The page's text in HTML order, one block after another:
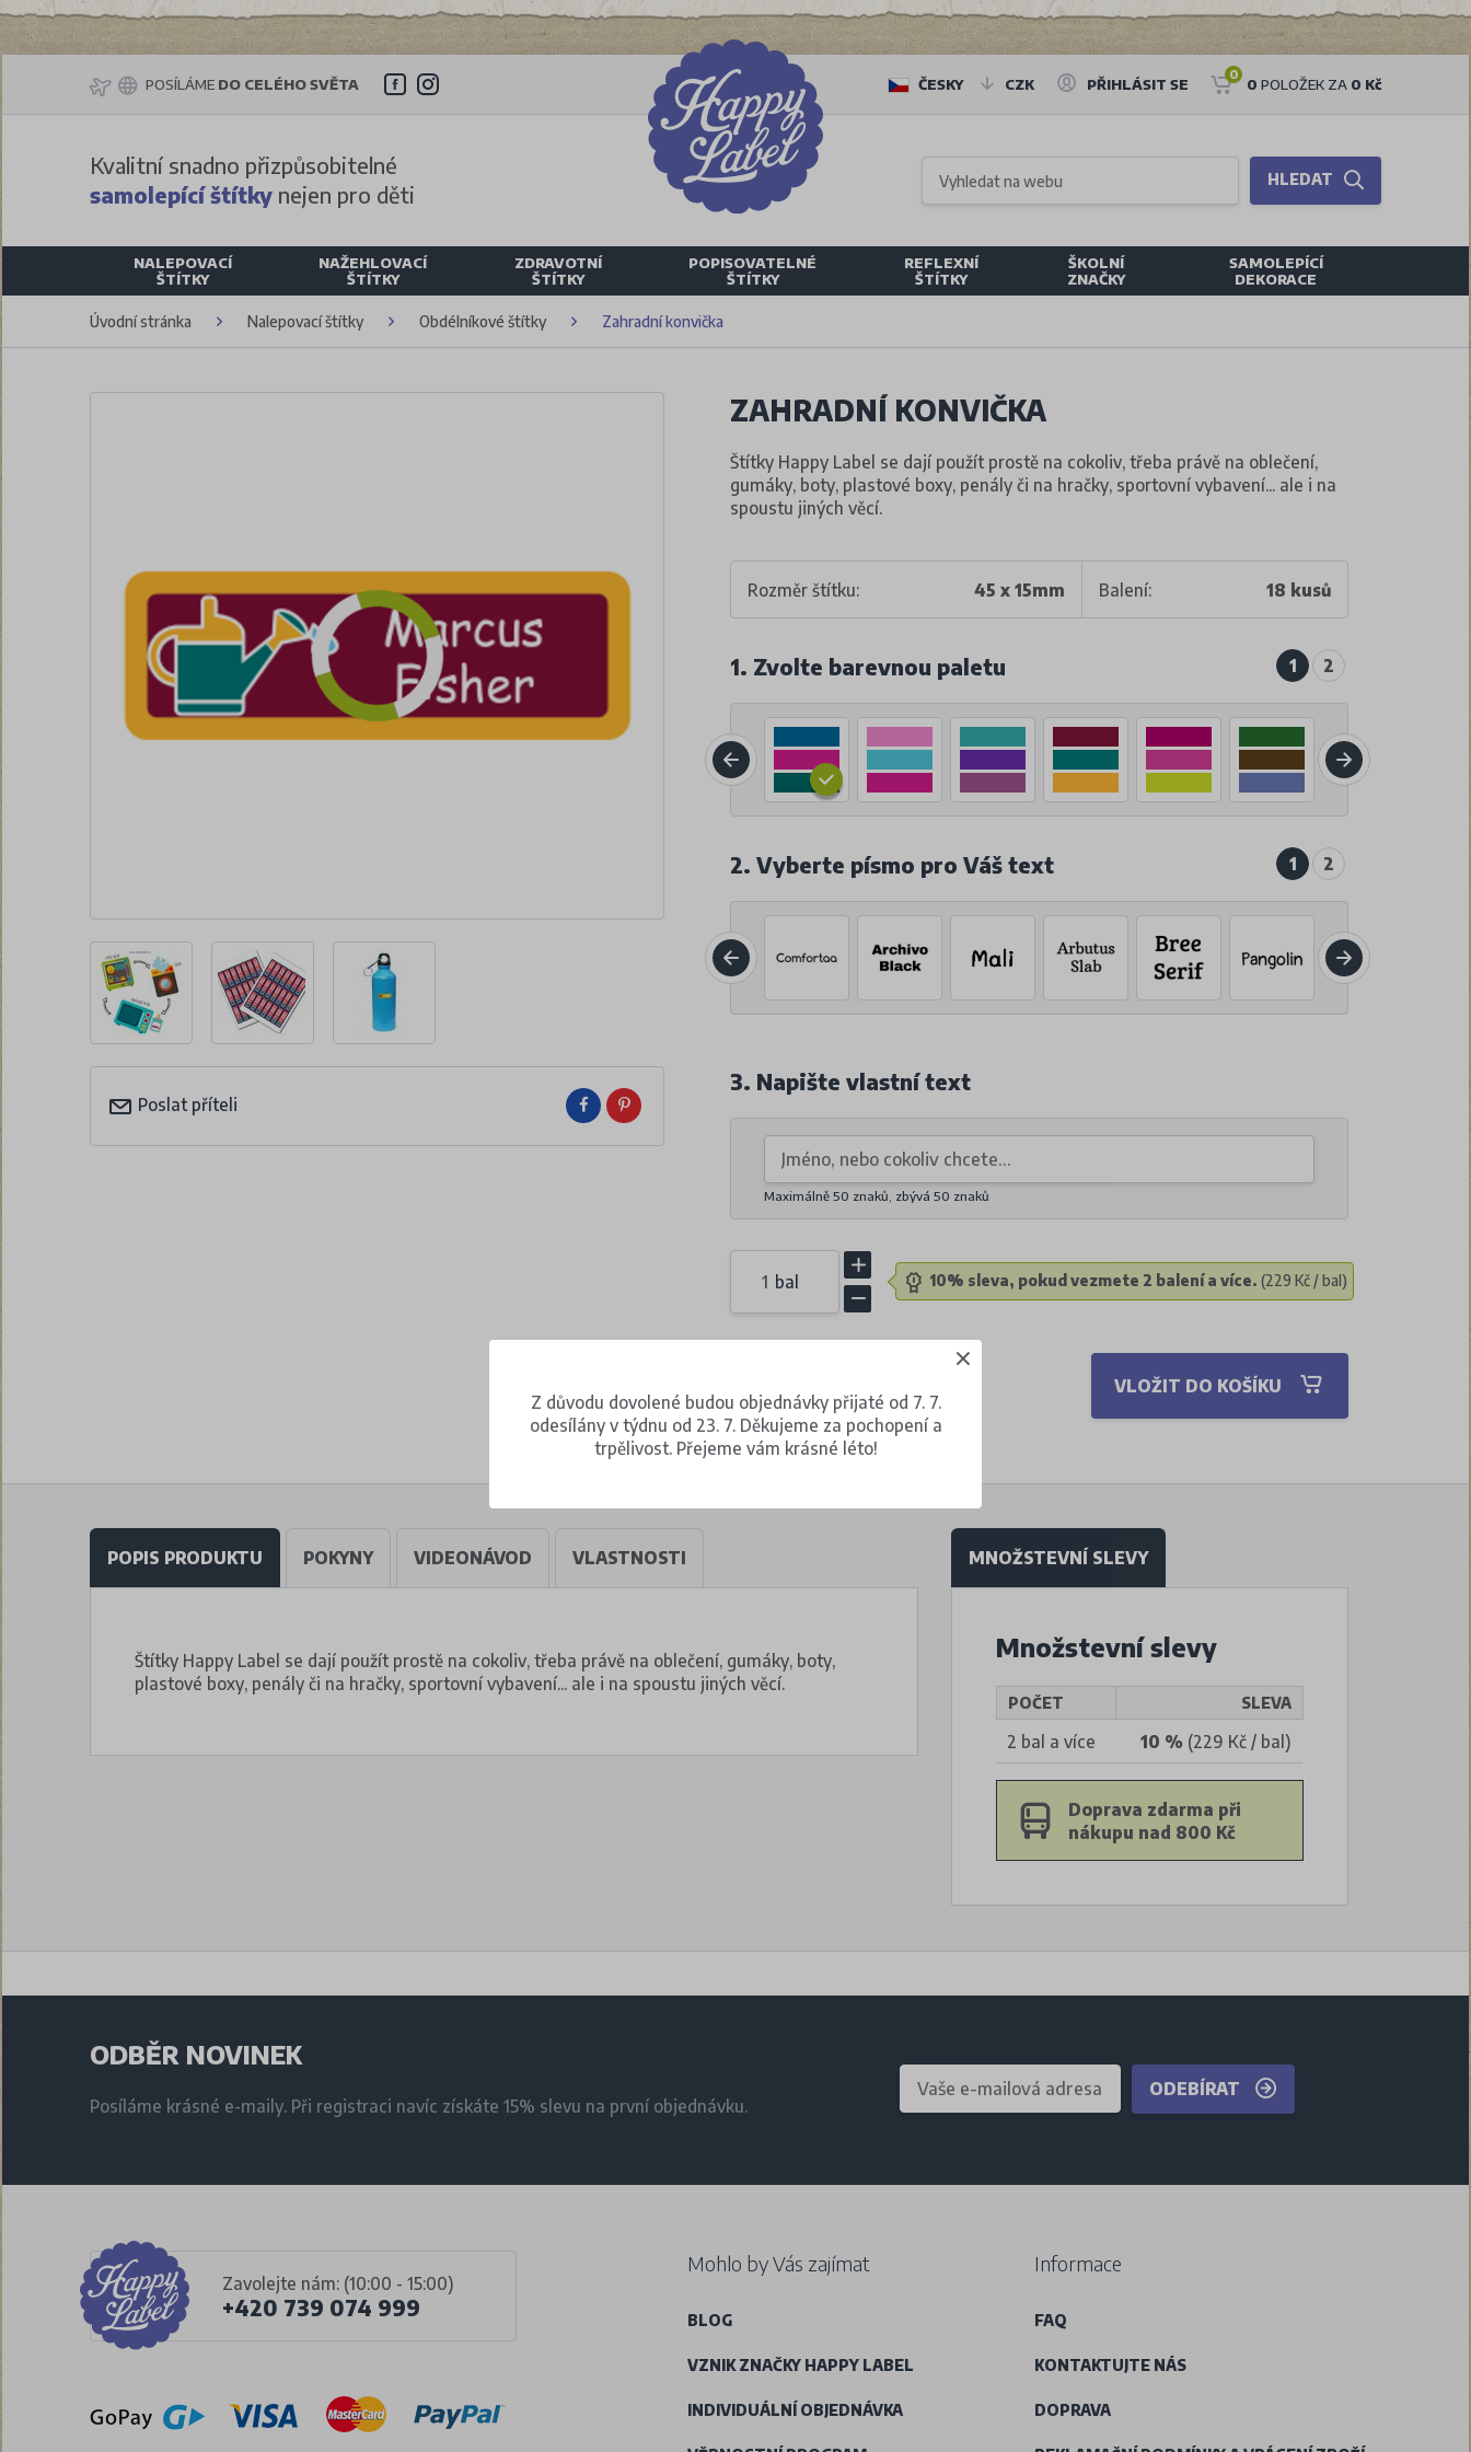
POSÍLÁME DO CELÉHO SVĚTA ČESKY CZK PŘIHLÁSIT SE
0
0 POLOŽEK ZA 0 Kč
Kvalitní snadno přizpůsobitelné
samolepící štítky nejen pro děti
HLEDAT
NALEPOVACÍ
ŠTÍTKY
NAŽEHLOVACÍ
ŠTÍTKY
ZDRAVOTNÍ
ŠTÍTKY
POPISOVATELNÉ
ŠTÍTKY
REFLEXNÍ
ŠTÍTKY
ŠKOLNÍ
ZNAČKY
SAMOLEPÍCÍ
DEKORACE
Úvodní stránka Nalepovací štítky Obdélníkové štítky Zahradní konvička
Poslat příteli
ZAHRADNÍ KONVIČKA
Štítky Happy Label se dají použít prostě na cokoliv, třeba právě na oblečení,
gumáky, boty, plastové boxy, penály či na hračky, sportovní vybavení... ale i na
spoustu jiných věcí.
Rozměr štítku: 45 x 15mm Balení: 18 kusů
1. Zvolte barevnou paletu 1 2
2. Vyberte písmo pro Váš text 1 2
3. Napište vlastní text
Maximálně 50 znaků, zbývá 50 znaků
bal 10% sleva, pokud vezmete 2 balení a více. (229 Kč / bal)
za 1 balení (18 kusů)
VLOŽIT DO KOŠÍKU
POPIS PRODUKTU POKYNY VIDEONÁVOD VLASTNOSTI
Štítky Happy Label se dají použít prostě na cokoliv, třeba právě na oblečení, gumáky, boty,
plastové boxy, penály či na hračky, sportovní vybavení... ale i na spoustu jiných věcí.
MNOŽSTEVNÍ SLEVY
Množstevní slevy
POČET SLEVA
2 bal a více 10 % (229 Kč / bal)
Doprava zdarma při
nákupu nad 800 Kč
ODBĚR NOVINEK
Posíláme krásné e-maily. Při registraci navíc získáte 15% slevu na první objednávku.
ODEBÍRAT
Zavolejte nám: (10:00 - 15:00)
+420 739 074 999
Mohlo by Vás zajímat
BLOG
VZNIK ZNAČKY HAPPY LABEL
INDIVIDUÁLNÍ OBJEDNÁVKA
Informace
FAQ
KONTAKTUJTE NÁS
DOPRAVA
Z důvodu dovolené budou objednávky přijaté od 7. 7.
odesílány v týdnu od 23. 7. Děkujeme za pochopení a
trpělivost. Přejeme vám krásné léto!